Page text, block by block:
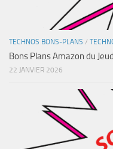
TECHNOS BONS-PLANS /
Bons Plans Amazon du
22 JANVIER 2026